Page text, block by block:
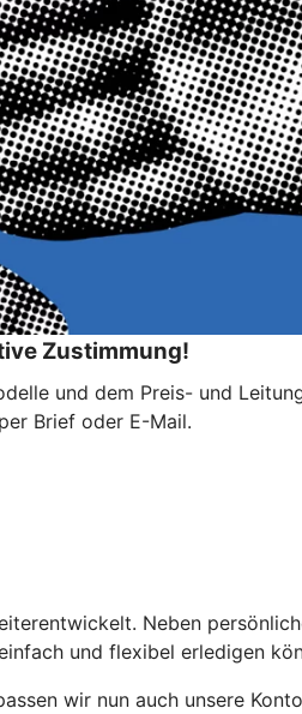
Zustimmung!
und dem Preis- und
Brief oder E-Mail.
Neben
und flexibel erledigen
wir nun auch unsere